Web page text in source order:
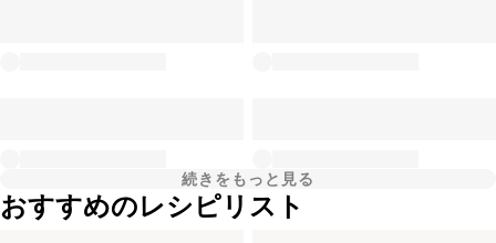
続きをもっと見る
おすすめのレシピリスト